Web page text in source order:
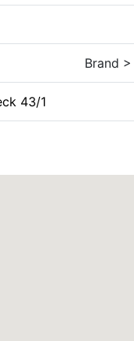
Brand
43/1